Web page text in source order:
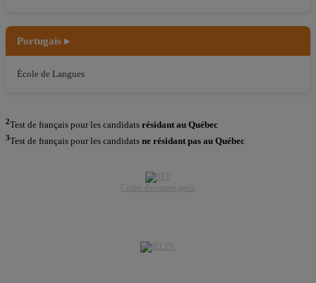
Portugais ▸
École de Langues
2Test de français pour les candidats résidant au Québec
3Test de français pour les candidats ne résidant pas au Québec
Centre d'examen agréé